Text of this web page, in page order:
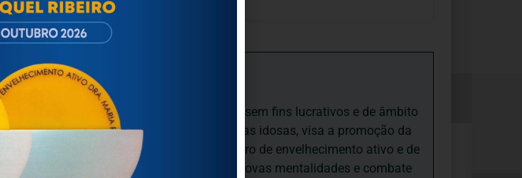
Particular de Solidariedade Social sem fins lucrativos e de âmbito
inerentes ao envelhecimento e às pessoas idosas, visa a promoção da
segurança das pessoas idosas, num quadro de envelhecimento ativo e de
inclusiva para todas as idades, promove novas mentalidades e combate